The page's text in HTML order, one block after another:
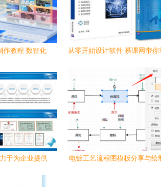
作教程 数智化
从零开始设计软件 慕课网带你
于为企业提供
电镀工艺流程图模板分享与绘